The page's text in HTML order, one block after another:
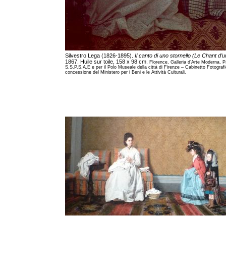
Silvestro Lega (1826-1895). Il canto di uno stornello (Le Chant
1867. Huile sur toile, 158 x 98 cm.
Florence, Galleria d’Arte Moderna,
S.S.P.S.A.E e per il Polo Museale della città di Firenze – Cabinetto
concessione del Ministero per i Beni e le Attività Culturali.